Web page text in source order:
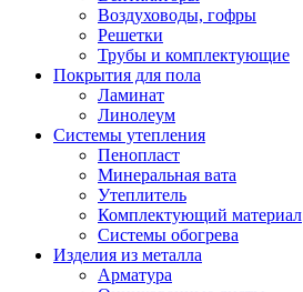
Воздуховоды, гофры
Решетки
Трубы и комплектующие
Покрытия для пола
Ламинат
Линолеум
Системы утепления
Пенопласт
Минеральная вата
Утеплитель
Комплектующий материал
Системы обогрева
Изделия из металла
Арматура